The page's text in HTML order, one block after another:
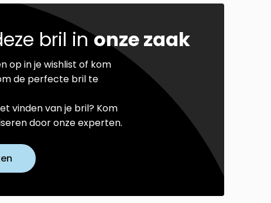
bril inonze zaak
op in je wishlist of kom
de perfecte bril te
vinden van je bril? Kom
door onze experten.